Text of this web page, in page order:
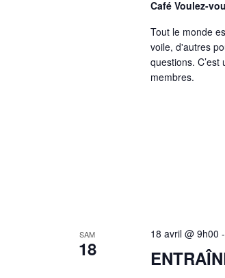
Café Voulez-
Tout le monde
voile, d'autres
questions.
membres.
SAM
18
18 avril @ 9h00 -